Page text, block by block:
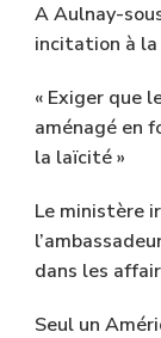
A Aulnay-
incitation à
« Exiger que
aménagé en
la laïcité »
Le ministère
dans les
Seul un